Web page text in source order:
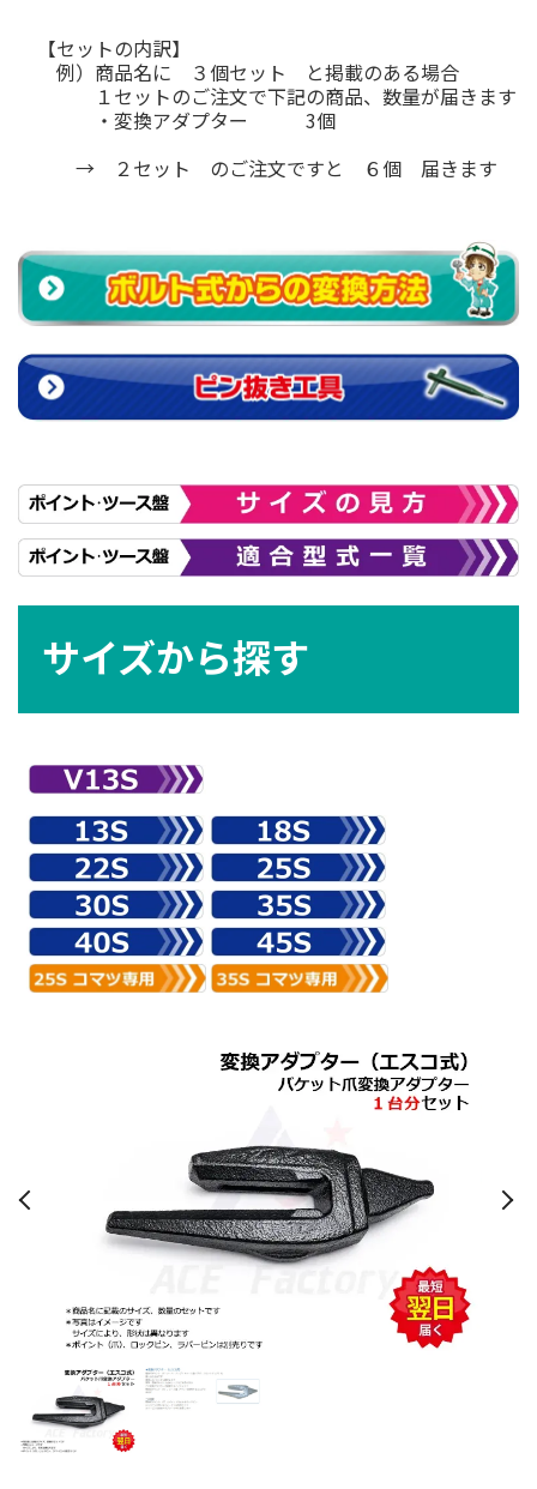
【セットの内訳】
例）商品名に ３個セット と掲載のある場合
１セットのご注文で下記の商品、数量が届きます
・変換アダプター 3個
→ ２セット のご注文ですと ６個 届きます
サイズから探す